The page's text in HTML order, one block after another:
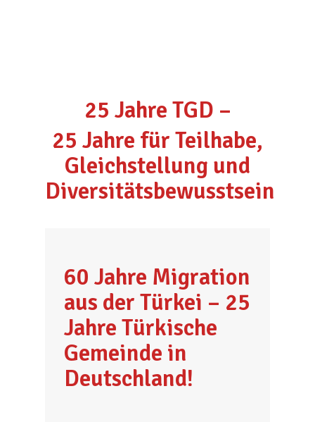
25 Jahre TGD –
25 Jahre für Teilhabe,
Gleichstellung und
Diversitätsbewusstsein
60 Jahre Migration
aus der Türkei – 25
Jahre Türkische
Gemeinde in
Deutschland!